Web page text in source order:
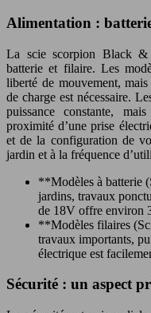
Alimentation :
La scie scorpion Black &
batterie et filaire. Les
liberté de mouvement,
de charge est nécessaire.
puissance constante,
proximité d’une prise
et de la configuration de
jardin et à la fréquence
**Modèles à batterie
jardins, travaux
de 18V offre environ
**Modèles filaires
travaux importants,
électrique est
Sécurité : un aspect